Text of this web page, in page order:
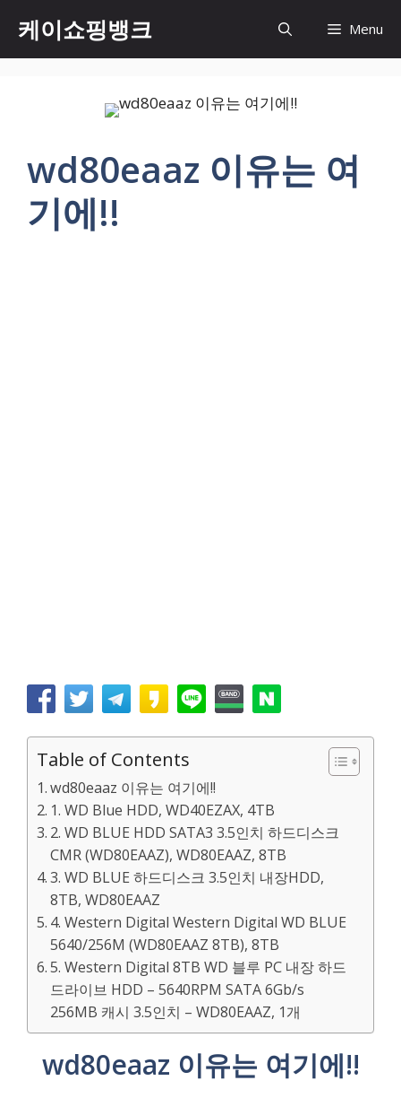
content
케이쇼핑뱅크 Menu
wd80eaaz 이유는 여
기에!!
Table of Contents
wd80eaaz 이유는 여기에!!
1. WD Blue HDD, WD40EZAX, 4TB
2. WD BLUE HDD SATA3 3.5인치 하드디스크
CMR (WD80EAAZ), WD80EAAZ, 8TB
3. WD BLUE 하드디스크 3.5인치 내장HDD,
8TB, WD80EAAZ
4. Western Digital Western Digital WD BLUE
5640/256M (WD80EAAZ 8TB), 8TB
5. Western Digital 8TB WD 블루 PC 내장 하드
드라이브 HDD – 5640RPM SATA 6Gb/s
256MB 캐시 3.5인치 – WD80EAAZ, 1개
wd80eaaz 이유는 여기에!!